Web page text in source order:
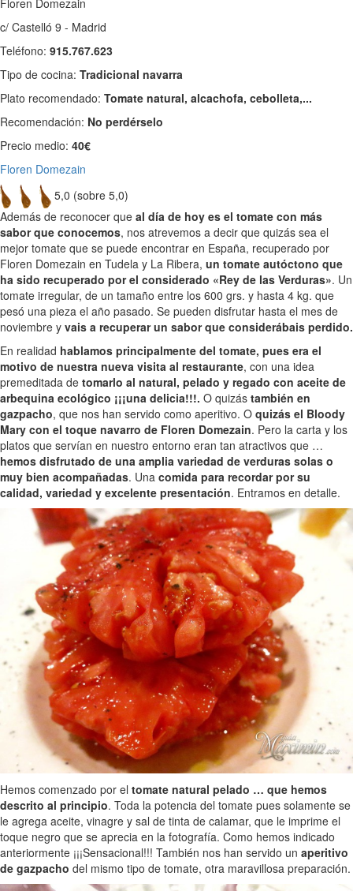
c/ Castelló 9 - Madrid
Teléfono: 915.767.623
Tipo de cocina: Tradicional navarra
Plato recomendado: Tomate natural, alcachofa, cebolleta,...
Recomendación: No perdérselo
Precio medio: 40€
Floren Domezain
5,0 (sobre 5,0)
Además de reconocer que al día de hoy es el tomate con más
sabor que conocemos, nos atrevemos a decir que quizás sea el
mejor tomate que se puede encontrar en España, recuperado por
Floren Domezain en Tudela y La Ribera, un tomate autóctono que
ha sido recuperado por el considerado «Rey de las Verduras». Un
tomate irregular, de un tamaño entre los 600 grs. y hasta 4 kg. que
pesó una pieza el año pasado. Se pueden disfrutar hasta el mes de
noviembre y vais a recuperar un sabor que considerábais perdido.
En realidad hablamos principalmente del tomate, pues era el
motivo de nuestra nueva visita al restaurante, con una idea
premeditada de tomarlo al natural, pelado y regado con aceite de
arbequina ecológico ¡¡¡una delicia!!!. O quizás también en
gazpacho, que nos han servido como aperitivo. O quizás el Bloody
Mary con el toque navarro de Floren Domezain. Pero la carta y los
platos que servían en nuestro entorno eran tan atractivos que …
hemos disfrutado de una amplia variedad de verduras solas o
muy bien acompañadas. Una comida para recordar por su
calidad, variedad y excelente presentación. Entramos en detalle.
Hemos comenzado por el tomate natural pelado … que hemos
descrito al principio. Toda la potencia del tomate pues solamente se
le agrega aceite, vinagre y sal de tinta de calamar, que le imprime el
toque negro que se aprecia en la fotografía. Como hemos indicado
anteriormente ¡¡¡Sensacional!!! También nos han servido un aperitivo
de gazpacho del mismo tipo de tomate, otra maravillosa preparación.